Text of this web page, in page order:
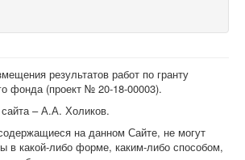
результатов работ по гранту
фонда (проект № 20-18-00003).
– А.А. Холиков.
на данном Сайте, не могут
в какой-либо форме, каким-либо способом,